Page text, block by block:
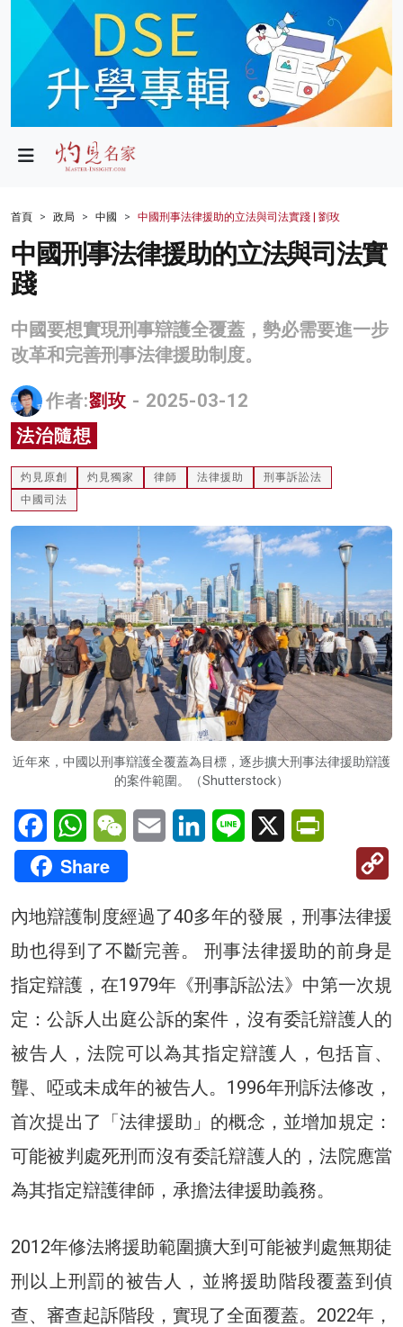
政局
財經
生活
健康
商業
科技
影片
名家榜
灼見活動
關於我們
首頁 政局 中國 中國刑事法律援助的立法與司法實踐 | 劉玫
中國刑事法律援助的立法與司法實
踐
中國要想實現刑事辯護全覆蓋，勢必需要進一步
改革和完善刑事法律援助制度。
作者:劉玫 - 2025-03-12
法治隨想
灼見原創 灼見獨家 律師 法律援助
刑事訴訟法
中國司法
近年來，中國以刑事辯護全覆蓋為目標，逐步擴大刑事法律援助辯護
的案件範圍。（Shutterstock）
FacebookWhatsAppWeChatEmail LinkedInLine X
Share
內地辯護制度經過了40多年的發展，刑事法律援
助也得到了不斷完善。 刑事法律援助的前身是
指定辯護，在1979年《刑事訴訟法》中第一次規
定：公訴人出庭公訴的案件，沒有委託辯護人的
被告人，法院可以為其指定辯護人，包括盲、
聾、啞或未成年的被告人。1996年刑訴法修改，
首次提出了「法律援助」的概念，並增加規定：
可能被判處死刑而沒有委託辯護人的，法院應當
為其指定辯護律師，承擔法律援助義務。
2012年修法將援助範圍擴大到可能被判處無期徒
刑以上刑罰的被告人，並將援助階段覆蓋到偵
查、審查起訴階段，實現了全面覆蓋。2022年，